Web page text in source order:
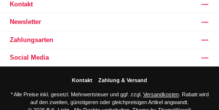
Kontakt
Newsletter
Zahlungsarten
Social Media
Kontakt Zahlung & Versand
* Alle Preise inkl. gesetzl. Mehrwertsteuer und ggf. zzgl. Versandkosten. Rabatt wird
auf den zweiten, günstigeren oder gleichpreisigen Artikel angwandt.